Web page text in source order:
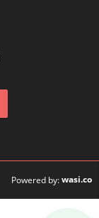
Powered by:wasi.co